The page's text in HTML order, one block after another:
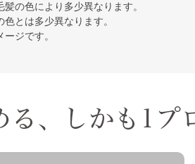
の色により多少異なります。
とは多少異なります。
ジです。